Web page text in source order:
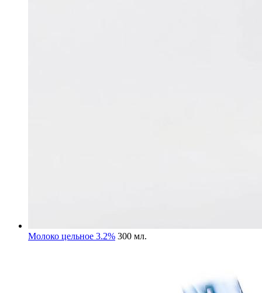
Молоко цельное 3.2% 300 мл.